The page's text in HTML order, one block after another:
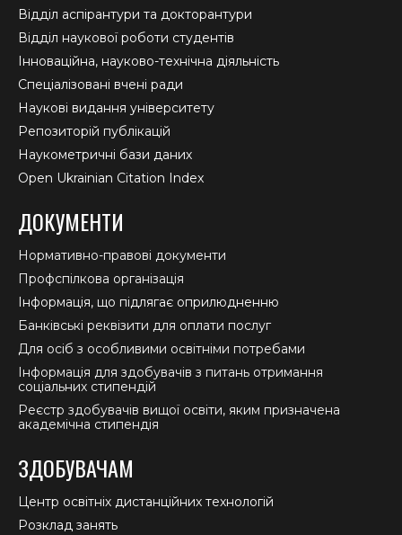
Відділ аспірантури та докторантури
Відділ наукової роботи студентів
Інноваційна, науково-технічна діяльність
Спеціалізовані вчені ради
Наукові видання університету
Репозиторій публікацій
Наукометричні бази даних
Open Ukrainian Citation Index
ДОКУМЕНТИ
Нормативно-правові документи
Профспілкова організація
Інформація, що підлягає оприлюдненню
Банківські реквізити для оплати послуг
Для осіб з особливими освітніми потребами
Інформація для здобувачів з питань отримання
соціальних стипендій
Реєстр здобувачів вищої освіти, яким призначена
академічна стипендія
ЗДОБУВАЧАМ
Центр освітніх дистанційних технологій
Розклад занять